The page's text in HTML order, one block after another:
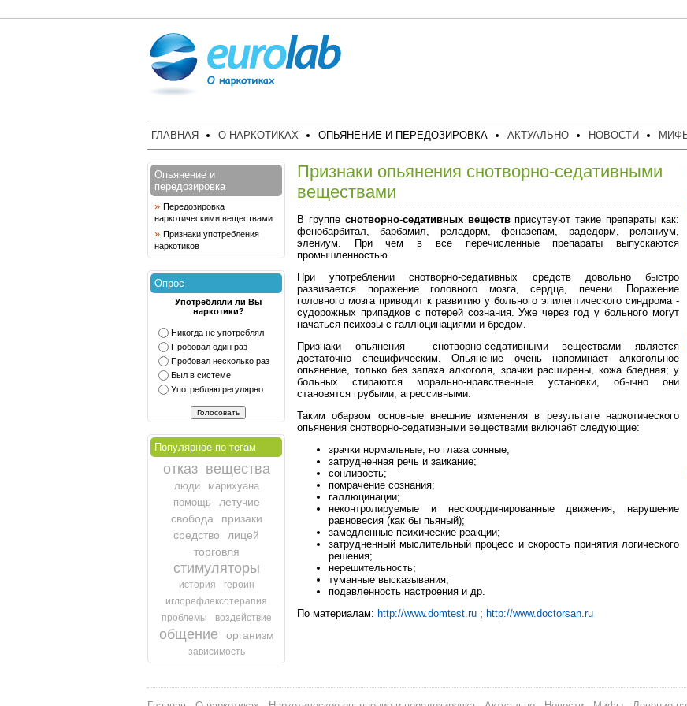
ГЛАВНАЯ О НАРКОТИКАХ ОПЬЯНЕНИЕ И ПЕРЕДОЗИРОВКА АКТУАЛЬНО НОВОСТИ
Опьянение и
передозировка
» Передозировка
наркотическими веществами
» Признаки употребления
наркотиков
Опрос
Употребляли ли Вы
наркотики?
Никогда не употреблял
Пробовал один раз
Пробовал несколько раз
Был в системе
Употребляю регулярно
Популярное по тегам
отказ вещества
люди
марихуана
помощь
летучие
свобода
призаки
средство
лицей
торговля
стимуляторы
история
героин
иглорефлексотерапия
проблемы
воздействие
общение организм
зависимость
Признаки опьянения снотворно-седативными
веществами
В группе снотворно-седативных веществприсутвуют такие препараты как:
фенобарбитал, барбамил, реладорм, феназепам, радедорм, реланиум,
элениум. При чем в все перечисленные препараты выпускаются
промышленностью.
При употреблении снотворно-седативных средств довольно быстро
развивается поражение головного мозга, сердца, печени. Поражение
головного мозга приводит к развитию у больного эпилептического синдрома -
судорожных припадков с потерей сознания. Уже через год у больного могут
начаться психозы с галлюцинациями и бредом.
Признаки опьянения снотворно-седативными веществами является
достаточно специфическим. Опьянение очень напоминает алкогольное
опьянение, только без запаха алкоголя, зрачки расширены, кожа бледная; у
больных стираются морально-нравственные установки, обычно они
становятся грубыми, агрессивными.
Таким обарзом основные внешние изменения в результате наркотического
опьянения снотворно-седативными веществами включабт следующие:
зрачки нормальные, но глаза сонные;
затрудненная речь и заикание;
сонливость;
помрачение сознания;
галлюцинации;
неконтролируемые и нескоординированные движения, нарушение
равновесия (как бы пьяный);
замедленные психические реакции;
затрудненный мыслительный процесс и скорость принятия логического
решения;
нерешительность;
туманные высказывания;
подавленность настроения и др.
По материалам: http://www.domtest.ru ; http://www.doctorsan.ru